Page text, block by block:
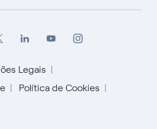
Legais
Política de Cookies